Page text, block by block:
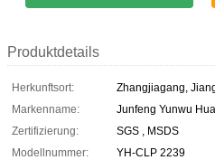
Produktdetails
Herkunftsort:
Zhangjiagang,
Markenname:
Junfeng Yunwu
Zertifizierung:
SGS , MSDS
Modellnummer:
YH-CLP 2239